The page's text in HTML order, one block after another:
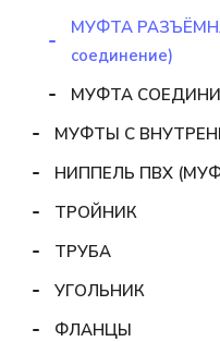
МУФТА
соединение)
МУФТА
МУФТЫ С
НИППЕЛЬ ПВХ
ТРОЙНИК
ТРУБА
УГОЛЬНИК
ФЛАНЦЫ